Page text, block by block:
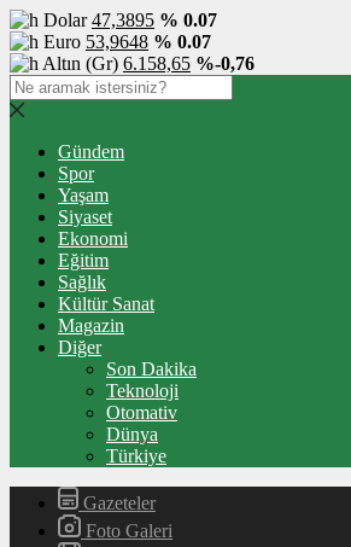
Dolar47,3895 % 0.07
Euro 53,9648 % 0.07
Altın (Gr) 6.158,65 %-0,76
Gündem
Spor
Yaşam
Siyaset
Ekonomi
Eğitim
Sağlık
Kültür Sanat
Magazin
Diğer
Son Dakika
Teknoloji
Otomativ
Dünya
Türkiye
Gazeteler
Foto Galeri